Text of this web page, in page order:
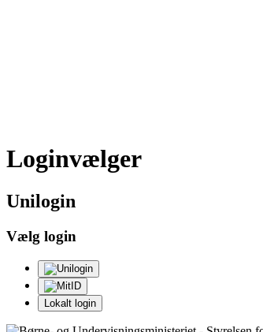
Loginvælger
Unilogin
Vælg login
Lokalt login